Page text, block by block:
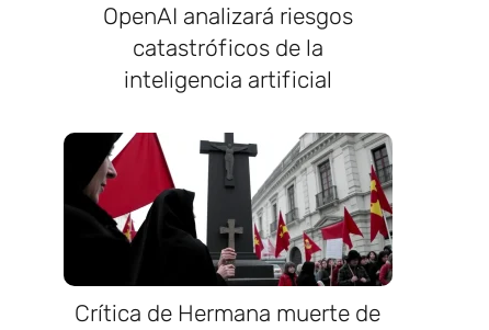
OpenAI analizará riesgos
catastróficos de la
inteligencia artificial
Crítica de Hermana muerte de